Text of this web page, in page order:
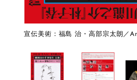
宣伝美術：福島 治・高部宗太朗／